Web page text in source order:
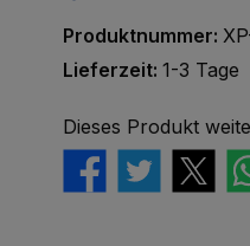
Produktnummer:
Lieferzeit: 1-3 Tage
Dieses Produkt